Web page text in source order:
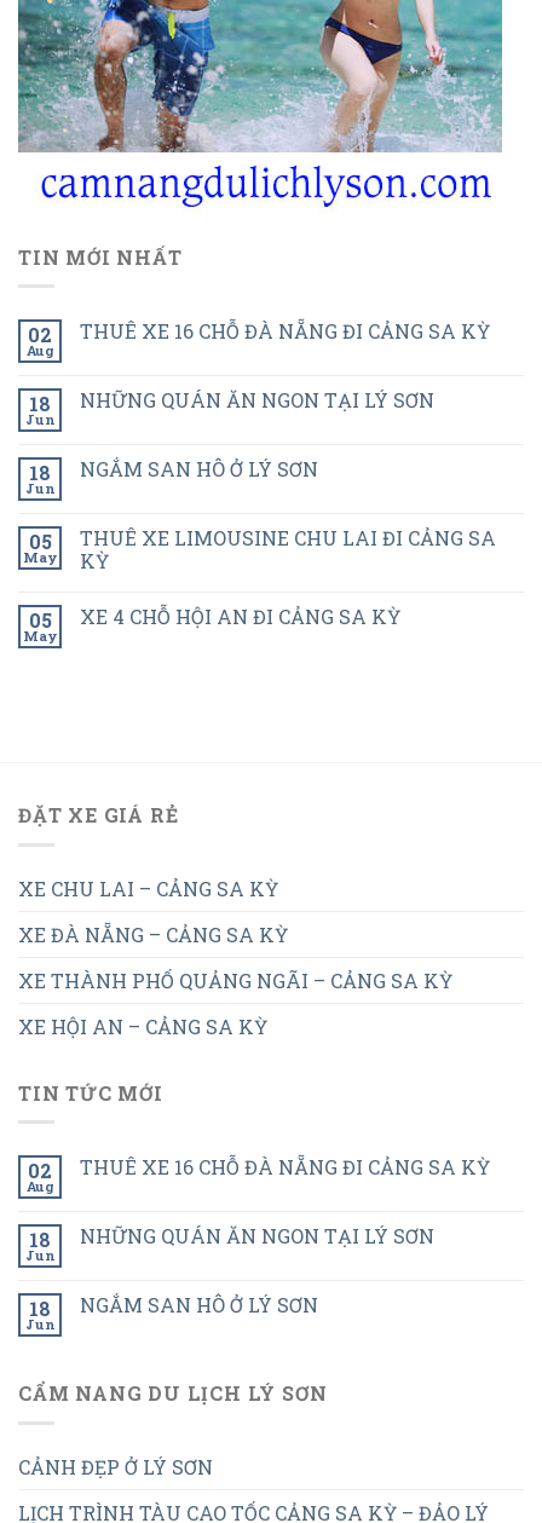
TIN MỚI NHẤT
02
Aug
THUÊ XE 16 CHỖ ĐÀ NẴNG ĐI CẢNG SA KỲ
18
Jun
NHỮNG QUÁN ĂN NGON TẠI LÝ SƠN
18
Jun
NGẮM SAN HÔ Ở LÝ SƠN
05
May
THUÊ XE LIMOUSINE CHU LAI ĐI CẢNG SA
KỲ
05
May
XE 4 CHỖ HỘI AN ĐI CẢNG SA KỲ
ĐẶT XE GIÁ RẺ
XE CHU LAI – CẢNG SA KỲ
XE ĐÀ NẴNG – CẢNG SA KỲ
XE THÀNH PHỐ QUẢNG NGÃI – CẢNG SA KỲ
XE HỘI AN – CẢNG SA KỲ
TIN TỨC MỚI
02
Aug
THUÊ XE 16 CHỖ ĐÀ NẴNG ĐI CẢNG SA KỲ
18
Jun
NHỮNG QUÁN ĂN NGON TẠI LÝ SƠN
18
Jun
NGẮM SAN HÔ Ở LÝ SƠN
CẨM NANG DU LỊCH LÝ SƠN
CẢNH ĐẸP Ở LÝ SƠN
LỊCH TRÌNH TÀU CAO TỐC CẢNG SA KỲ – ĐẢO LÝ